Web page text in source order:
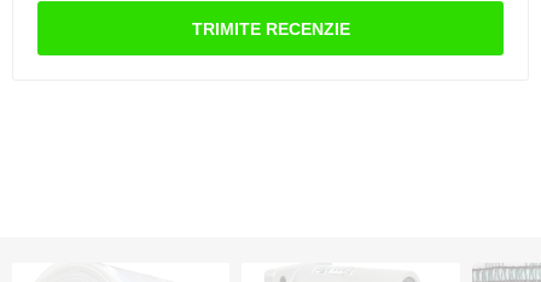
TRIMITE RECENZIE